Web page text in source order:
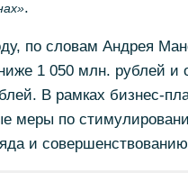
.
по словам Андрея
1 050 млн. рублей и
В рамках бизнес-
меры по
и